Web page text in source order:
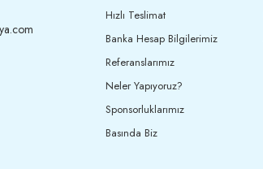
Hızlı Teslimat
Banka Hesap Bilgilerimiz
Referanslarımız
Neler Yapıyoruz?
Sponsorluklarımız
Basında Biz